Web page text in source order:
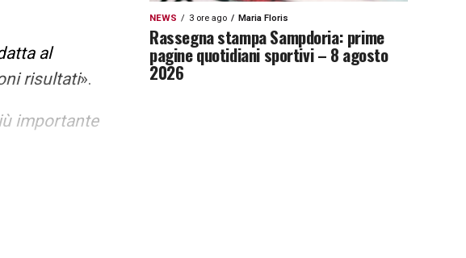
al
risultati».
importante
NEWS 3 ore ago Maria Floris
Rassegna stampa Sampdoria: prime
pagine quotidiani sportivi – 8 agosto
2026